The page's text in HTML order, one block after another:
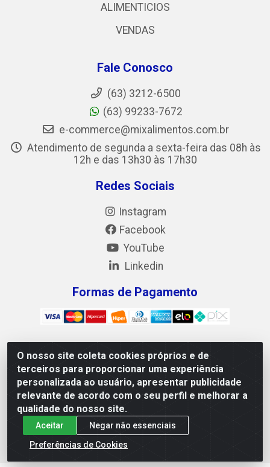
O nosso site coleta cookies próprios e de
terceiros para proporcionar uma experiência
personalizada ao usuário, apresentar publicidade
relevante de acordo com o seu perfil e melhorar a
qualidade do nosso site.
Aceitar
Negar não essenciais
Preferências de Cookies
ALIMENTICIOS
VENDAS
Fale Conosco
(63) 3212-6500
(63) 99233-7672
e-commerce@mixalimentos.com.br
Atendimento de segunda a sexta-feira das 08h às
12h e das 13h30 às 17h30
Redes Sociais
Instagram
Facebook
YouTube
Linkedin
Formas de Pagamento
Mix Alimentos LTDA - Quadra Asr Ne 55 (412 Norte), Alameda
02, S/N - Plano Diretor Norte, Palmas/TO - CEP 77.006-540 -
CNPJ 05.922.500/0001-02